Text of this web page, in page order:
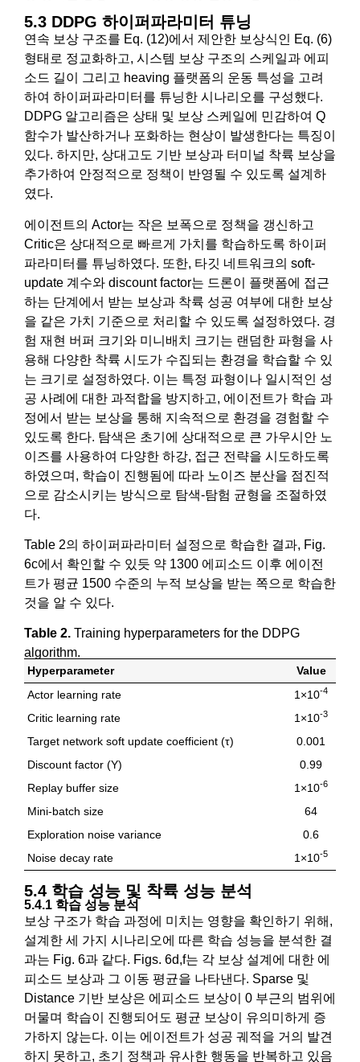
5.3 DDPG 하이퍼파라미터 튜닝
연속 보상 구조를 Eq. (12)에서 제안한 보상식인 Eq. (6)
형태로 정교화하고, 시스템 보상 구조의 스케일과 에피
소드 길이 그리고 heaving 플랫폼의 운동 특성을 고려
하여 하이퍼파라미터를 튜닝한 시나리오를 구성했다.
DDPG 알고리즘은 상태 및 보상 스케일에 민감하여 Q
함수가 발산하거나 포화하는 현상이 발생한다는 특징이
있다. 하지만, 상대고도 기반 보상과 터미널 착륙 보상을
추가하여 안정적으로 정책이 반영될 수 있도록 설계하
였다.
에이전트의 Actor는 작은 보폭으로 정책을 갱신하고
Critic은 상대적으로 빠르게 가치를 학습하도록 하이퍼
파라미터를 튜닝하였다. 또한, 타깃 네트워크의 soft-
update 계수와 discount factor는 드론이 플랫폼에 접근
하는 단계에서 받는 보상과 착륙 성공 여부에 대한 보상
을 같은 가치 기준으로 처리할 수 있도록 설정하였다. 경
험 재현 버퍼 크기와 미니배치 크기는 랜덤한 파형을 사
용해 다양한 착륙 시도가 수집되는 환경을 학습할 수 있
는 크기로 설정하였다. 이는 특정 파형이나 일시적인 성
공 사례에 대한 과적합을 방지하고, 에이전트가 학습 과
정에서 받는 보상을 통해 지속적으로 환경을 경험할 수
있도록 한다. 탐색은 초기에 상대적으로 큰 가우시안 노
이즈를 사용하여 다양한 하강, 접근 전략을 시도하도록
하였으며, 학습이 진행됨에 따라 노이즈 분산을 점진적
으로 감소시키는 방식으로 탐색-탐험 균형을 조절하였
다.
Table 2의 하이퍼파라미터 설정으로 학습한 결과, Fig.
6c에서 확인할 수 있듯 약 1300 에피소드 이후 에이전
트가 평균 1500 수준의 누적 보상을 받는 쪽으로 학습한
것을 알 수 있다.
Table 2. Training hyperparameters for the DDPG
algorithm.
Hyperparameter
Value
Actor learning rate
1×10-4
Critic learning rate 1×10-3
Target network soft update coefficient (τ)
0.001
Discount factor (Υ)
0.99
Replay buffer size
1×10-6
Mini-batch size
64
Exploration noise variance
0.6
Noise decay rate
1×10-5
5.4 학습 성능 및 착륙 성능 분석
5.4.1 학습 성능 분석
보상 구조가 학습 과정에 미치는 영향을 확인하기 위해,
설계한 세 가지 시나리오에 따른 학습 성능을 분석한 결
과는 Fig. 6과 같다. Figs. 6d,f는 각 보상 설계에 대한 에
피소드 보상과 그 이동 평균을 나타낸다. Sparse 및
Distance 기반 보상은 에피소드 보상이 0 부근의 범위에
머물며 학습이 진행되어도 평균 보상이 유의미하게 증
가하지 않는다. 이는 에이전트가 성공 궤적을 거의 발견
하지 못하고, 초기 정책과 유사한 행동을 반복하고 있음